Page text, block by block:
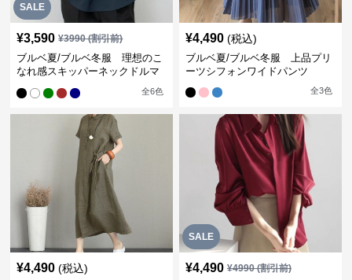
SALE
¥3,590 ¥3990(割引前)
ブルベ夏/ブルベ冬服 理想のこ
なれ感スキッパーネックドルマ
全6色
¥4,490 (税込)
ブルベ夏/ブルベ冬服 上品プリ
ーツシフォンワイドパンツ
全3色
¥4,490 (税込)
SALE
¥4,490 ¥4990(割引前)